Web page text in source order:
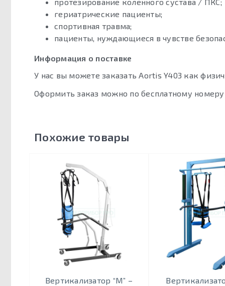
протезирование коленного сустава / ПКС;
гериатрические пациенты;
спортивная травма;
пациенты, нуждающиеся в чувстве
Информация о поставке
У нас вы можете заказать Aortis Y403 как
Оформить заказ можно по бесплатному
Похожие товары
Вертикализатор “М” –